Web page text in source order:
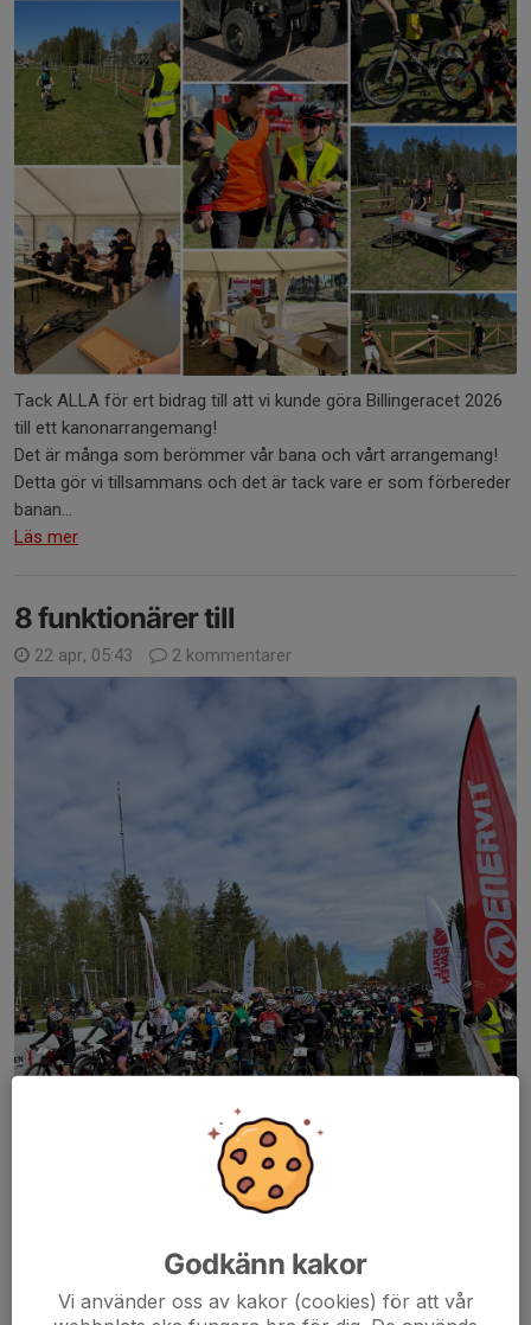
Tack ALLA för ert bidrag till att vi kunde göra Billingeracet 2026
till ett kanonarrangemang!
Det är många som berömmer vår bana och vårt arrangemang!
Detta gör vi tillsammans och det är tack vare er som förbereder
banan...
Läs mer
8 funktionärer till
22 apr, 05:43 2 kommentarer
Godkänn kakor
Vi använder oss av kakor (cookies) för att vår